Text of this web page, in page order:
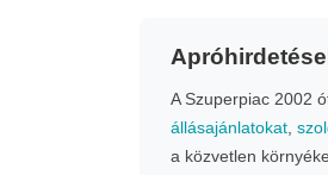
A Szuperpiac 2002
állásajánlatokat
a közvetlen